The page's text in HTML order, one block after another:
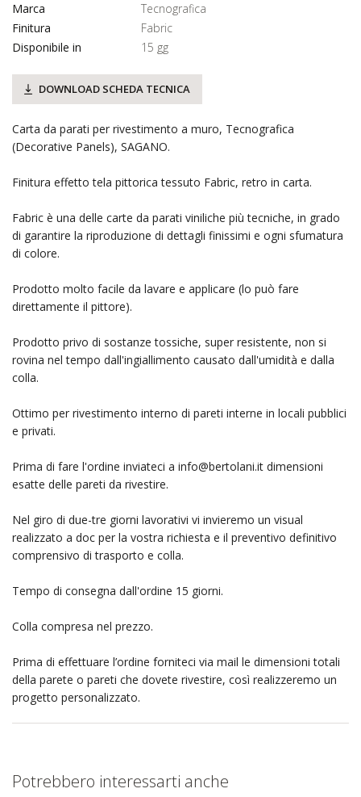
Marca
Tecnografica
Finitura
Fabric
Disponibile in
15 gg
DOWNLOAD SCHEDA TECNICA
Carta da parati per rivestimento a muro, Tecnografica
(Decorative Panels), SAGANO.
Finitura effetto tela pittorica tessuto Fabric, retro in carta.
Fabric è una delle carte da parati viniliche più tecniche, in grado
di garantire la riproduzione di dettagli finissimi e ogni sfumatura
di colore.
Prodotto molto facile da lavare e applicare (lo può fare
direttamente il pittore).
Prodotto privo di sostanze tossiche, super resistente, non si
rovina nel tempo dall'ingiallimento causato dall'umidità e dalla
colla.
Ottimo per rivestimento interno di pareti interne in locali pubblici
e privati.
Prima di fare l'ordine inviateci a info@bertolani.it dimensioni
esatte delle pareti da rivestire.
Nel giro di due-tre giorni lavorativi vi invieremo un visual
realizzato a doc per la vostra richiesta e il preventivo definitivo
comprensivo di trasporto e colla.
Tempo di consegna dall'ordine 15 giorni.
Colla compresa nel prezzo.
Prima di effettuare l’ordine forniteci via mail le dimensioni totali
della parete o pareti che dovete rivestire, così realizzeremo un
progetto personalizzato.
Potrebbero interessarti anche